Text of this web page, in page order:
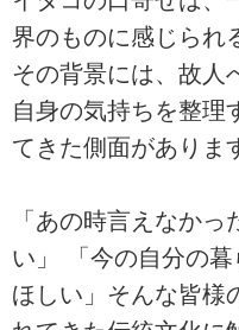
界のものに感じられ
その背景には、故人
自身の気持ちを整理
てきた側面がありま
「あの時言えなか
い」 「今の自分の
ほしい」そんな皆様